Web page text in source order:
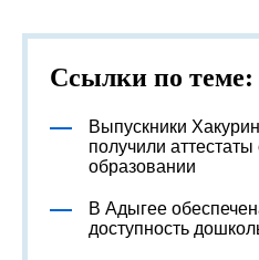
Ссылки по теме:
Выпускники
получили
образовании
В Адыгее
доступность